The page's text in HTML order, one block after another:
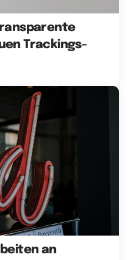
Trackings-
an